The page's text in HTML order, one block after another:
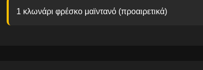
1 κλωνάρι φρέσκο μαϊντανό (προαιρετικά)